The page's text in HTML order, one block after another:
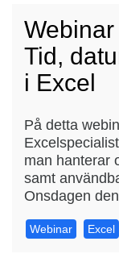
Tid,
i Excel
På detta
man hanterar
samt
Onsdagen
Webinar Excel